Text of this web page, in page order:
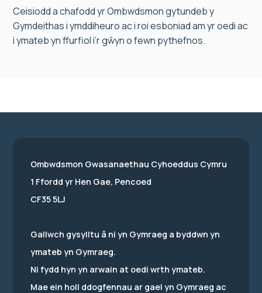
Ceisiodd a chafodd yr Ombwdsmon gytundeb y
Gymdeithas i ymddiheuro ac i roi esboniad am yr oedi ac
i ymateb yn ffurfiol i’r gŵyn o fewn pythefnos.
Ombwdsmon Gwasanaethau Cyhoeddus Cymru
1 Ffordd yr Hen Gae, Pencoed
CF35 5LJ
Gallwch gysylltu â ni yn Gymraeg a byddwn yn
ymateb yn Gymraeg.
Ni fydd hyn yn arwain at oedi wrth ymateb.
Mae ein holl ddogfennau ar gael yn Gymraeg ac